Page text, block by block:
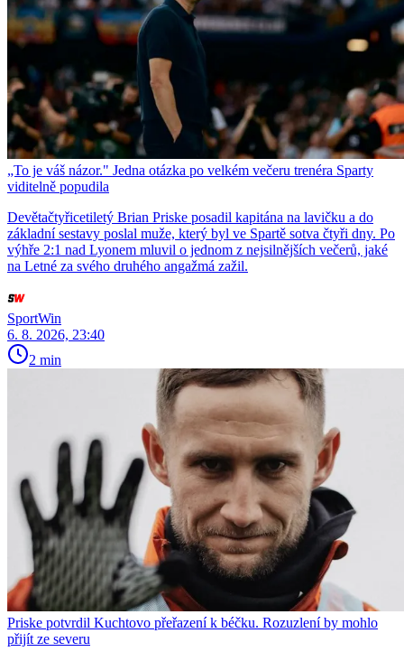
„To je váš názor." Jedna otázka po velkém večeru trenéra Sparty
viditelně popudila
Devětačtyřicetiletý Brian Priske posadil kapitána na lavičku a do
základní sestavy poslal muže, který byl ve Spartě sotva čtyři dny. Po
výhře 2:1 nad Lyonem mluvil o jednom z nejsilnějších večerů, jaké
na Letné za svého druhého angažmá zažil.
SportWin
6. 8. 2026, 23:40
2 min
Priske potvrdil Kuchtovo přeřazení k béčku. Rozuzlení by mohlo
přijít ze severu